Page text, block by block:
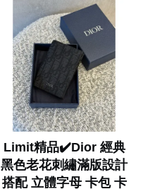
Limit精品✔️Dior 經典
黑色老花刺繡滿版設計
搭配 立體字母 卡包 卡